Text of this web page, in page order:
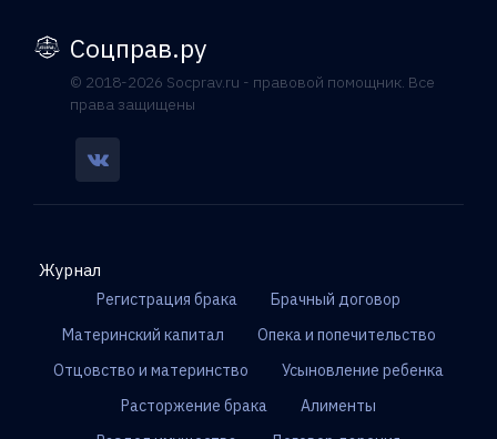
Соцправ.ру
© 2018-2026 Socprav.ru - правовой помощник. Все
права защищены
Журнал
Регистрация брака
Брачный договор
Материнский капитал
Опека и попечительство
Отцовство и материнство
Усыновление ребенка
Расторжение брака
Алименты